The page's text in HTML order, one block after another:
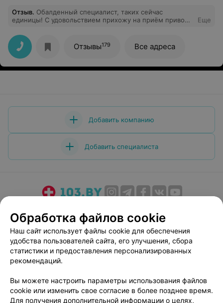
Отзыв. Обалденный специалист, таких сейчас
единицы! С удовольствием прихожу на приём привожу
и внимательно го специалиста! В первый раз пишу
отзыв, не люблю это дело, но данный врач
заслуживает похвалы! Наталья Викторовна, большой
привет от меня и от Златы (девочка с синяками)
Еще
Отзывы179 Все адреса
Добавить компанию
Добавить специалиста
Медицинский маркетинг
Публичный договор
Пользовательское соглашение
Способы оплаты
Вакансии
Партнеры
Написать руководителю 103.by
Персональные настройки cookie
Обработка файлов cookie
Наш сайт использует файлы cookie для обеспечения
удобства пользователей сайта, его улучшения, сбора
статистики и предоставления персонализированных
рекомендаций.
Вы можете настроить параметры использования файлов
cookie или изменить свое согласие в более позднее время.
Для получения дополнительной информации о целях,